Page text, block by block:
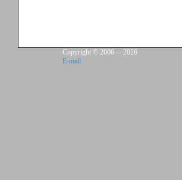
Copyright © 2006— 2026
E-mail